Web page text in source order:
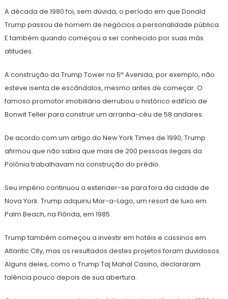
A década de 1980 foi, sem dúvida, o período em que Donald
Trump passou de homem de negócios a personalidade pública.
E também quando começou a ser conhecido por suas más
atitudes.
A construção da Trump Tower na 5ª Avenida, por exemplo, não
esteve isenta de escândalos, mesmo antes de começar. O
famoso promotor imobiliário derrubou o histórico edifício de
Bonwit Teller para construir um arranha-céu de 58 andares.
De acordo com um artigo do New York Times de 1990, Trump
afirmou que não sabia que mais de 200 pessoas ilegais da
Polônia trabalhavam na construção do prédio.
Seu império continuou a estender-se para fora da cidade de
Nova York. Trump adquiriu Mar-a-Lago, um resort de luxo em
Palm Beach, na Flórida, em 1985.
Trump também começou a investir em hotéis e cassinos em
Atlantic City, mas os resultados destes projetos foram duvidosos.
Alguns deles, como o Trump Taj Mahal Casino, declararam
falência pouco depois de sua abertura.